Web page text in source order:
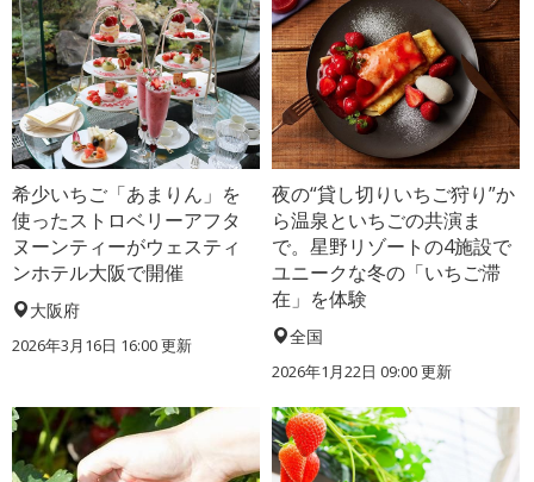
希少いちご「あまりん」を
使ったストロベリーアフタ
ヌーンティーがウェスティ
ンホテル大阪で開催
大阪府
2026年3月16日 16:00 更新
夜の“貸し切りいちご狩り”か
ら温泉といちごの共演ま
で。星野リゾートの4施設で
ユニークな冬の「いちご滞
在」を体験
全国
2026年1月22日 09:00 更新